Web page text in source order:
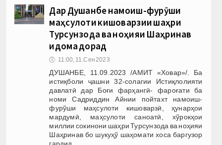
Дар Душанбе намоиш-фурӯши
маҳсулоти кишоварзии шаҳри
Турсунзода ва ноҳияи Шаҳринав
идома дорад
🕔 11:00, 11.Сен 2023
ДУШАНБЕ, 11.09.2023 /АМИТ «Ховар»/. Ба
истиқболи ҷашни 32-солагии Истиқлолияти
давлатӣ дар Боғи фарҳангӣ- фароғати ба
номи Садриддин Айнии пойтахт намоиш-
фурўши маҳсулоти кишоварзӣ, ҳунарҳои
мардумӣ, маҳсулоти саноатӣ, хўрокҳои
миллии сокинони шаҳри Турсунзода ва ноҳияи
Шаҳринав бо шукуҳў шаҳомати хоса баргузор